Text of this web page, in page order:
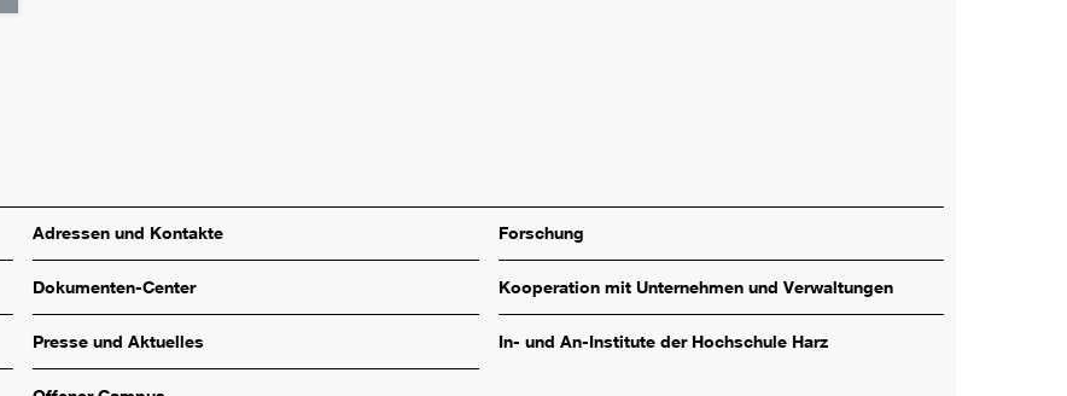
Adressen und Kontakte
Dokumenten-Center
Presse und Aktuelles
Forschung
Kooperation mit Unternehmen und Verwaltungen
In- und An-Institute der Hochschule Harz